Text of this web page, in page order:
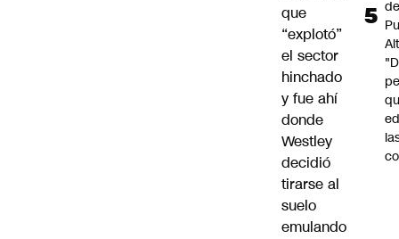
que
“explotó”
el sector
hinchado
y fue ahí
donde
Westley
decidió
tirarse al
suelo
emulando
de